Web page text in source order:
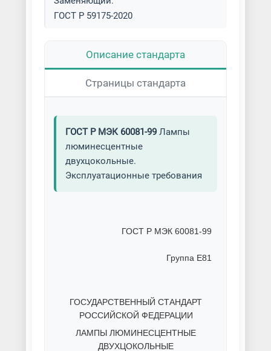
ГОСТ Р 59175-2020
Описание стандарта
Страницы стандарта
ГОСТ Р МЭК 60081-99Лампы
люминесцентные
двухцокольные.
Эксплуатационные требования